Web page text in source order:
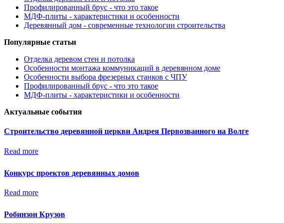
Профилированный брус - что это такое
МДФ-плиты - характеристики и особенности
Деревянный дом - современные технологии строительства
Популярные статьи
Отделка деревом стен и потолка
Особенности монтажа коммуникаций в деревянном доме
Особенности выбора фрезерных станков с ЧПУ
Профилированный брус - что это такое
МДФ-плиты - характеристики и особенности
Актуальные события
Строительство деревянной церкви Андрея Первозванного на Волге
Read more
Конкурс проектов деревянных домов
Read more
Робинзон Крузов